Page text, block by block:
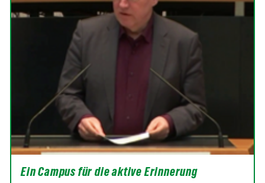
Ein Campus für die aktive Erinnerung